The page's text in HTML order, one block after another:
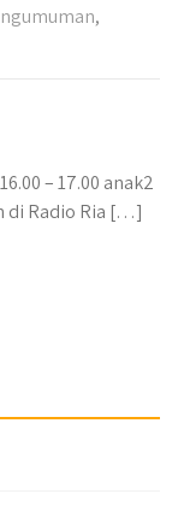
,
– 17.00 anak2
di Radio Ria […]